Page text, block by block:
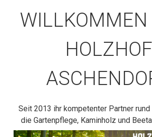
WILLKOMMEN
HOLZHOF
Seit 2013 ihr kompetenter Partner rund
die Gartenpflege, Kaminholz und